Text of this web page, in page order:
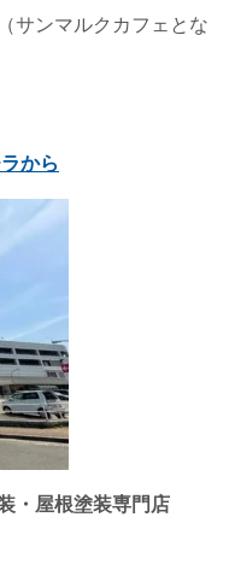
サンマルクカフェとな
から
・屋根塗装専門店